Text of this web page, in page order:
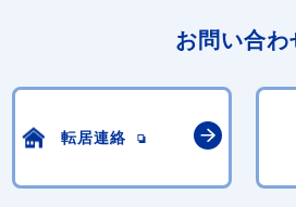
お問い合わ
転居連絡